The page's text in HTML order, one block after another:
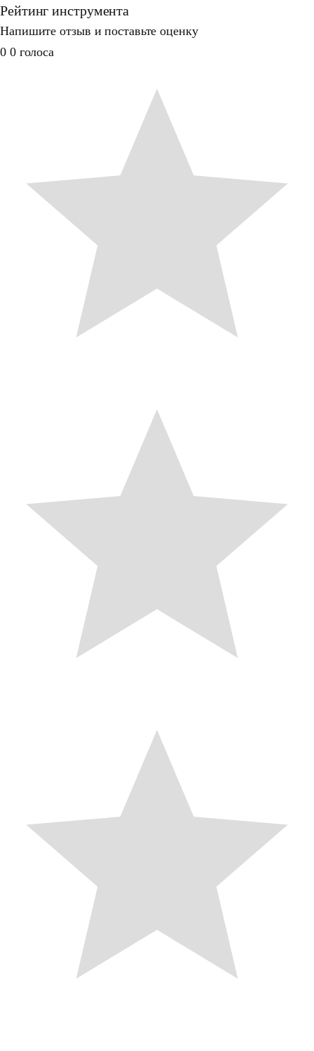
Рейтинг инструмента
Напишите отзыв и поставьте оценку
0 0 голоса